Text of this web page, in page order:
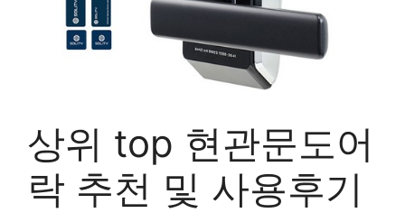
상위 top 현관문도어
락 추천 및 사용후기